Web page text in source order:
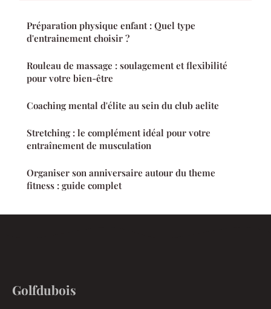
Préparation physique enfant : Quel type
d'entrainement choisir ?
Rouleau de massage : soulagement et flexibilité
pour votre bien-être
Coaching mental d'élite au sein du club aelite
Stretching : le complément idéal pour votre
entraînement de musculation
Organiser son anniversaire autour du theme
fitness : guide complet
Golfdubois